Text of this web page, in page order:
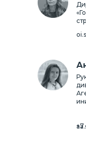
+7